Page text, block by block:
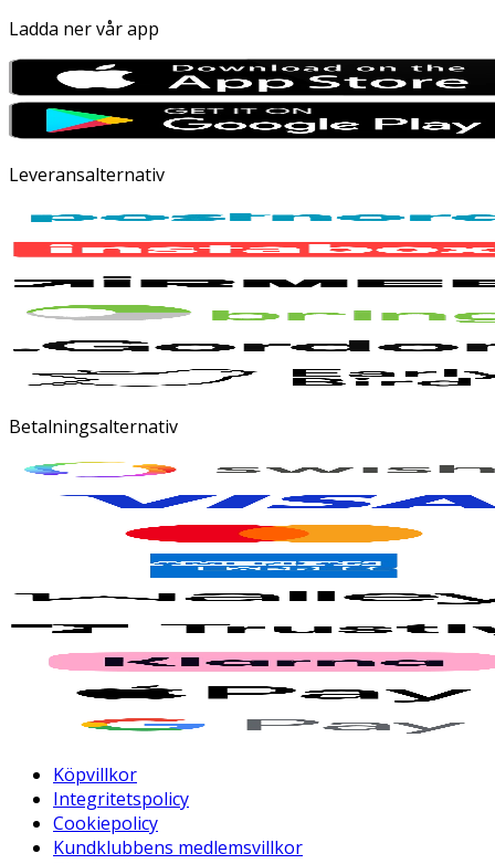
Ladda ner vår app
Leveransalternativ
Betalningsalternativ
Köpvillkor
Integritetspolicy
Cookiepolicy
Kundklubbens medlemsvillkor